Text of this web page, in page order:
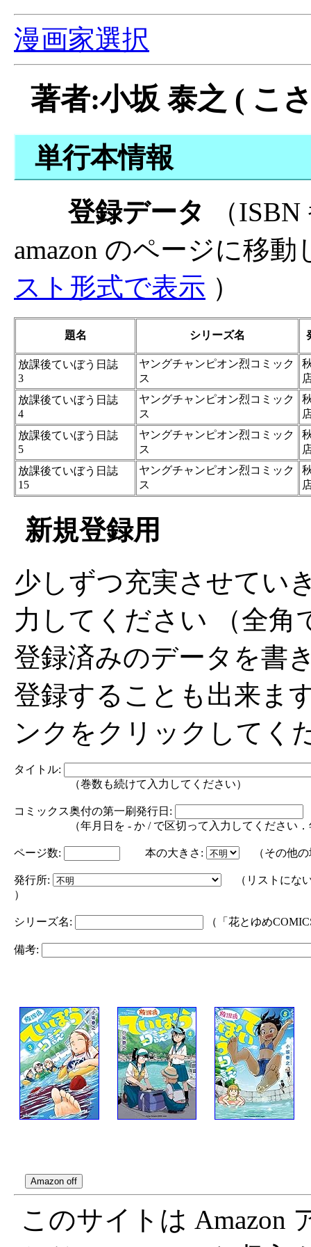
漫画家選択
著者:小坂 泰之 ( こ
単行本情報
登録データ
（
amazon のページに移
スト形式で表示 ）
題名 シリーズ名
放課後ていぼう日誌
3
ヤングチャンピオン烈コミック
ス
放課後ていぼう日誌
4
ヤングチャンピオン烈コミック
ス
放課後ていぼう日誌
5
ヤングチャンピオン烈コミック
ス
放課後ていぼう日誌
15
ヤングチャンピオン烈コミック
ス
新規登録用
少しずつ充実させてい
力してください （全角
登録済みのデータを書
登録することも出来ま
ンクをクリックしてく
タイトル:
（巻数も続けて入力してください）
コミックス奥付の第一刷発行日:
（年月日を - か / で区切って入力してください．年
ページ数: 本の大きさ: （その他の
発行所:
（リストにな
）
シリーズ名: （「花とゆめ
備考:
このサイトは Amazon